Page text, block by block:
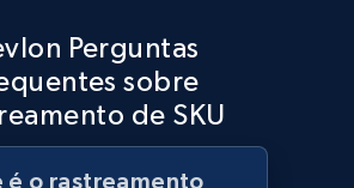
Title, Images, Final price,
Initial price, and more.
149+ Comece agora
Perguntas
sobre
de SKU
é o rastreamento